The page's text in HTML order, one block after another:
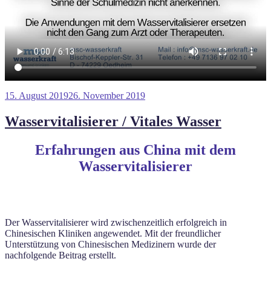
Veröffentlicht
15. August 201926. November 2019
Wasservitalisierer / Vitales Wasser
Erfahrungen aus China mit dem
Wasservitalisierer
Der Wasservitalisierer wird zwischenzeitlich erfolgreich in
Chinesischen Kliniken angewendet. Mit der freundlicher
Unterstützung von Chinesischen Medizinern wurde der
nachfolgende Beitrag erstellt.